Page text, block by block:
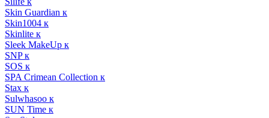
Skin Guardian к
Skin1004 к
Skinlite к
Sleek MakeUp к
SNP к
SOS к
SPA Crimean Collection к
Stax к
Sulwhasoo к
SUN Time к